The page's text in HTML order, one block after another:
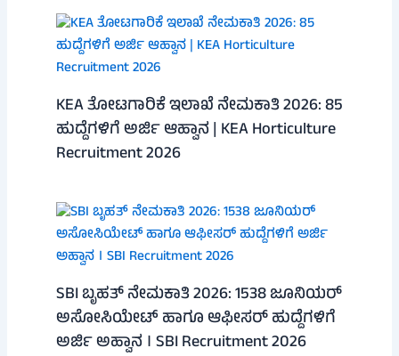
KEA ತೋಟಗಾರಿಕೆ ಇಲಾಖೆ ನೇಮಕಾತಿ 2026: 85
ಹುದ್ದೆಗಳಿಗೆ ಅರ್ಜಿ ಆಹ್ವಾನ | KEA Horticulture
Recruitment 2026
SBI ಬೃಹತ್ ನೇಮಕಾತಿ 2026: 1538 ಜೂನಿಯರ್
ಅಸೋಸಿಯೇಟ್ ಹಾಗೂ ಆಫೀಸರ್ ಹುದ್ದೆಗಳಿಗೆ
ಅರ್ಜಿ ಅಹ್ವಾನ । SBI Recruitment 2026